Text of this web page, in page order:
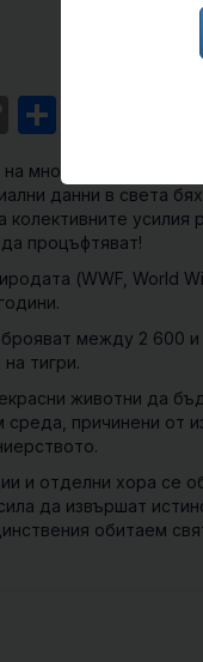
Copy
много други
данни в света
процъфтяват!
(WWF, World
между 2 600 и
тигри.
животни да
причинени от
и отделни хора се
да извършат
обитаем